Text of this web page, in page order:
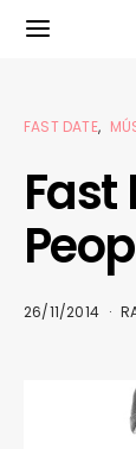
FAST DATE
Fast
26/11/2014